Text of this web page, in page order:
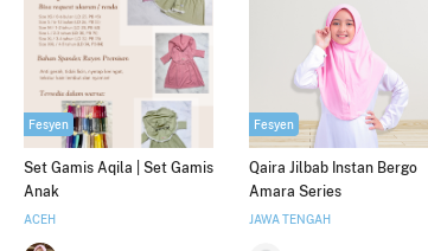
Fesyen
Set Gamis Aqila | Set Gamis
Anak
ACEH
Fesyen
Qaira Jilbab Instan Bergo
Amara Series
JAWA TENGAH